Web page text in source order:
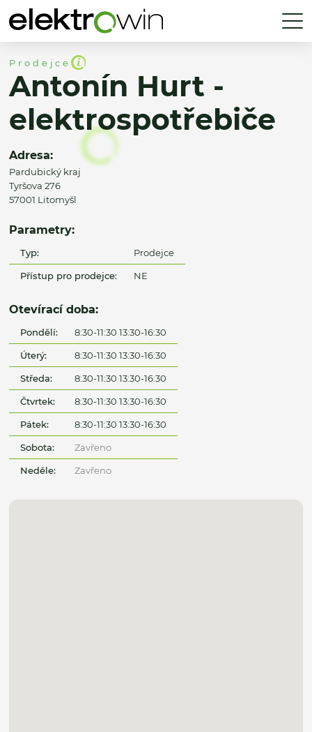
Prodejce
Antonín Hurt -
elektrospotřebiče
Adresa:
Pardubický kraj
Tyršova 276
57001 Litomyšl
Parametry:
Typ: Prodejce
Přístup pro prodejce: NE
Otevírací doba:
Pondělí: 8:30-11:30 13:30-16:30
Úterý: 8:30-11:30 13:30-16:30
Středa: 8:30-11:30 13:30-16:30
Čtvrtek: 8:30-11:30 13:30-16:30
Pátek: 8:30-11:30 13:30-16:30
Sobota: Zavřeno
Neděle: Zavřeno